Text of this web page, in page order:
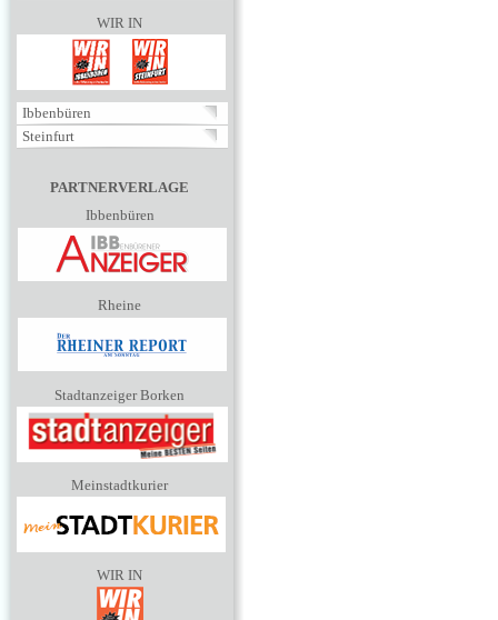
WIR IN
Ibbenbüren
Steinfurt
PARTNERVERLAGE
Ibbenbüren
Rheine
Stadtanzeiger Borken
Meinstadtkurier
WIR IN